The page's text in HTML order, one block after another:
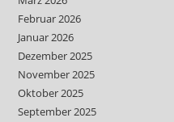
Februar 2026
Januar 2026
Dezember 2025
November 2025
Oktober 2025
September 2025